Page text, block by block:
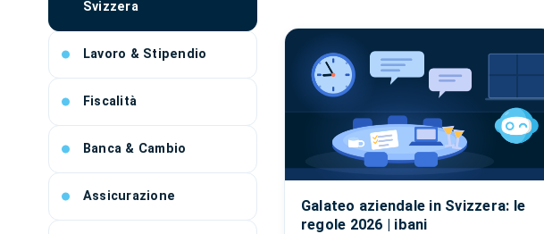
Svizzera
Lavoro & Stipendio
Fiscalità
Banca & Cambio
Assicurazione
Galateo aziendale in Svizzera: le
regole 2026 | ibani